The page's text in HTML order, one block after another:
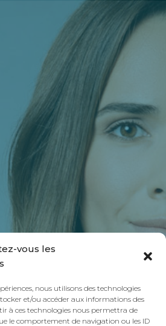
vous les
nous utilisons des technologies
et/ou accéder aux informations des
à ces technologies nous permettra de
le comportement de navigation ou les ID